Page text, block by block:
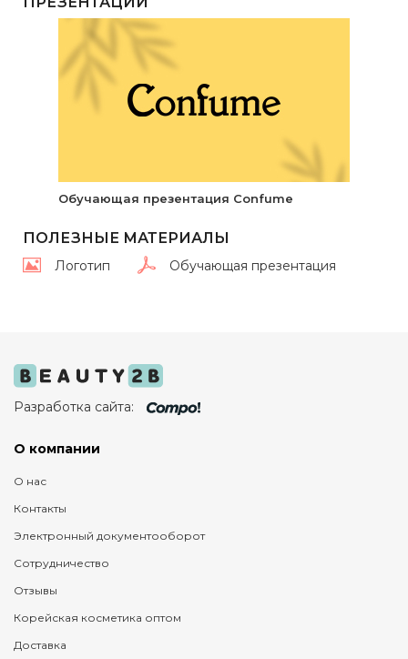
Обучающая презентация Confume
ПОЛЕЗНЫЕ МАТЕРИАЛЫ
Логотип Обучающая презентация
Разработка сайта:
О компании
О нас
Контакты
Электронный документооборот
Сотрудничество
Отзывы
Корейская косметика оптом
Доставка